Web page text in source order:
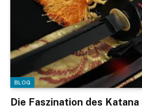
BLOG
Die Faszination des